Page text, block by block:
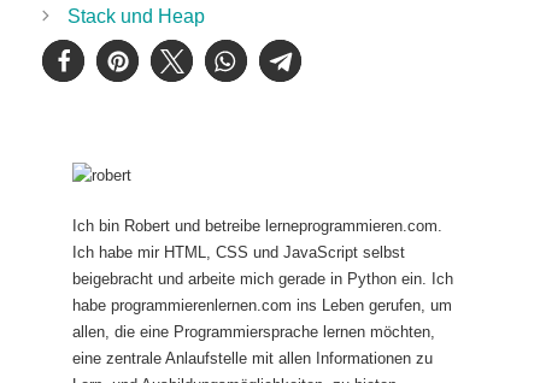
Stack und Heap
Ich bin Robert und betreibe lerneprogrammieren.com.
Ich habe mir HTML, CSS und JavaScript selbst
beigebracht und arbeite mich gerade in Python ein. Ich
habe programmierenlernen.com ins Leben gerufen, um
allen, die eine Programmiersprache lernen möchten,
eine zentrale Anlaufstelle mit allen Informationen zu